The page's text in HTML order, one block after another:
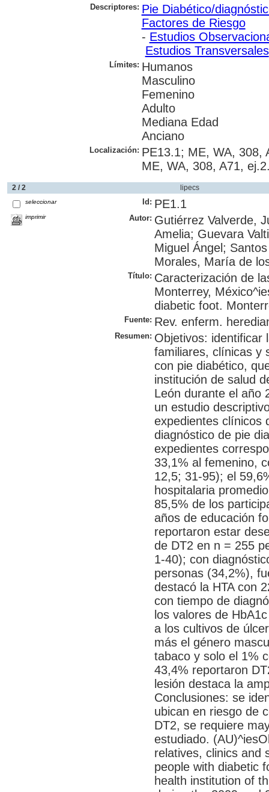
Descriptores: Pie Diabético/
Factores de Riesgo
- Estudios
Estudios Transversales
Límites: Humanos
Masculino
Femenino
Adulto
Mediana Edad
Anciano
Localización: PE13.1; ME, WA, 308,
ME, WA, 308, A71,
2 / 2 lipecs
seleccionar
imprimir
Id: PE1.1
Autor: Gutiérrez Valverde,
Amelia; Guevara
Miguel Ángel;
Morales, María de
Título: Caracterización de
Monterrey,
diabetic foot.
Fuente: Rev. enferm.
Resumen: Objetivos: identificar
familiares, clínicas y
con pie diabético,
institución de salud
León durante el año
un estudio
expedientes clínicos
diagnóstico de pie
expedientes
33,1% al femenino,
12,5; 31-95); el
hospitalaria
85,5% de los
años de educación
reportaron estar
de DT2 en n = 255
1-40); con
personas (34,2%),
destacó la HTA con
con tiempo de
los valores de
a los cultivos de
más el género
tabaco y solo el 1%
43,4% reportaron
lesión destaca la
Conclusiones: se
ubican en riesgo de
DT2, se requiere
estudiado.
relatives, clinics and
people with diabetic
health institution of